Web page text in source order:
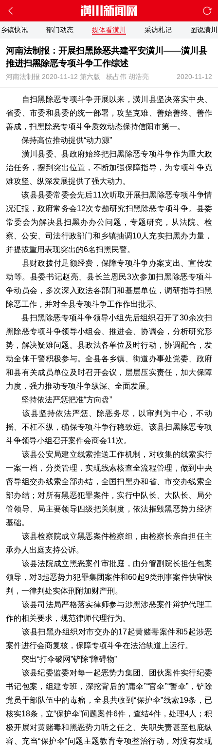
乡镇快讯 部门动态 媒体看潢川 采访札记 图说潢川
河南法制报：开展扫黑除恶共建平安潢川——潢川县
推进扫黑除恶专项斗争工作综述
2020-11-12
河南法制报 2020-11-12 第六版 杨占伟 胡浩亮
自扫黑除恶专项斗争开展以来，潢川县坚决落实中央、
省委、市委和县委的统一部署，攻坚克难、善始善终、善作
善成，扫黑除恶专项斗争质效动态保持信阳市第一。
保持高位推动提供“动力源”
潢川县委、县政府始终把扫黑除恶专项斗争作为重大政
治任务，摆到突出位置，不断加强保障指导，为专项斗争克
难攻坚、纵深发展提供了强大动力。
该县县委常委会先后11次听取开展扫黑除恶专项斗争情
况汇报，政府常务会12次专题研究扫黑除恶专项斗争。县委
常委会为解决县扫黑办办公问题，专题研究，从法院、检
察、公安、司法行政部门和乡镇抽调10人充实扫黑办力量，
并提拔重用表现突出的6名扫黑民警。
县财政拨付足额经费，保障专项斗争办案支出、宣传发
动等。县委书记赵亮、县长兰恩民3次参加扫黑除恶专项斗
争动员会，多次深入政法各部门和基层单位，调研指导扫黑
除恶工作，并对全县专项斗争工作作出批示。
县扫黑除恶专项斗争领导小组先后组织召开了30余次扫
黑除恶专项斗争领导小组会、推进会、协调会，分析研究形
势，解决疑难问题。县政法各单位及时行动，协调配合，发
动全体干警积极参与。全县各乡镇、街道办事处党委、政府
和县有关成员单位及时召开会议，层层压实责任，加大保障
力度，强力推动专项斗争纵深、全面发展。
坚持依法严惩把准“方向盘”
该县坚持依法严惩、除恶务尽，以审判为中心，不动
摇、不枉不纵，确保专项斗争行稳致远。该县扫黑除恶专项
斗争领导小组召开案件会商会11次。
该县公安局建立线索推送工作机制，对收集的线索实行
一案一档，分类管理，实现线索核查全流程管理，做到中央
督导组交办线索全部办结，全国扫黑办和省、市交办线索全
部办结；对所有黑恶犯罪案件，实行中队长、大队长、局分
管领导、局主要领导四级把关制度，依法摧毁黑恶势力经济
基础。
该县检察院成立黑恶案件检察组，由检察长亲自担任主
承办人出庭支持公诉。
该县法院成立黑恶案件审批庭，由分管副院长担任包案
领导，对3起恶势力犯罪集团案件和60起9类刑事案件快审快
判，一律判处实体刑附加财产刑。
该县司法局严格落实律师参与涉黑涉恶案件辩护代理工
作的相关要求，规范律师代理行为。
该县扫黑办组织对市交办的17起黄赌毒案件和5起涉恶
案件进行会商复核，保障专项斗争在法治轨道上运行。
突出“打伞破网”铲除“障碍物”
该县纪委监委对每一起恶势力集团、团伙案件实行纪委
书记包案，组建专班，深挖背后的“庸伞”“官伞”“警伞”，铲除
党员干部队伍中的毒瘤，全县共收到“保护伞”线索19条，已
核实18条，立“保护伞”问题案件6件，查结4件，处理4人；积
极开展对黄赌毒和黑恶势力听之任之、失职失责甚至包庇纵
容、充当“保护伞”问题主题教育专项整治行动，对没有发现